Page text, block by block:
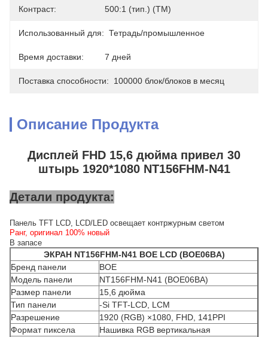
Контраст: 500:1 (тип.) (TM)
Использованный для: Тетрадь/промышленное
Время доставки: 7 дней
Поставка способности: 100000 блок/блоков в месяц
Описание Продукта
Дисплей FHD 15,6 дюйма привел 30
штырь 1920*1080 NT156FHM-N41
Детали продукта:
Панель TFT LCD, LCD/LED освещает контржурным светом
Ранг, оригинал 100% новый
В запасе
ЭКРАН NT156FHM-N41 BOE LCD (BOE06BA)
Бренд панели
BOE
Модель панели
NT156FHM-N41 (BOE06BA)
Размер панели
15,6 дюйма
Тип панели
-Si TFT-LCD, LCM
Разрешение
1920 (RGB) ×1080, FHD, 141PPI
Формат пиксела
Нашивка RGB вертикальная